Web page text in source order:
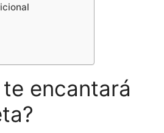
encantará